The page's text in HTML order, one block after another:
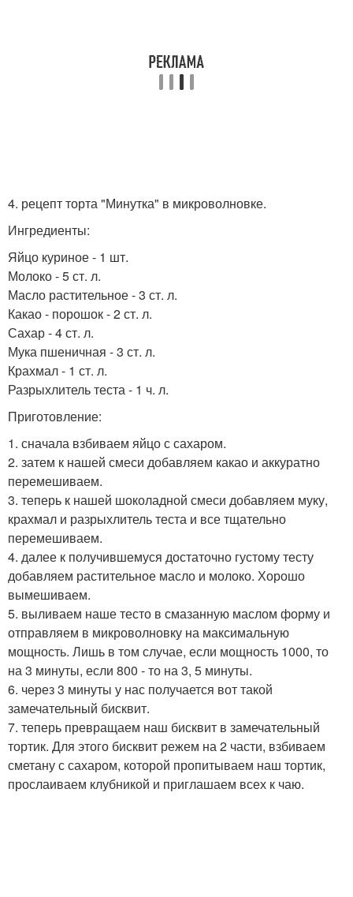
4. рецепт торта "Минутка" в микроволновке.
Ингредиенты:
Яйцо куриное - 1 шт.
Молоко - 5 ст. л.
Масло растительное - 3 ст. л.
Какао - порошок - 2 ст. л.
Сахар - 4 ст. л.
Мука пшеничная - 3 ст. л.
Крахмал - 1 ст. л.
Разрыхлитель теста - 1 ч. л.
Приготовление:
1. сначала взбиваем яйцо с сахаром.
2. затем к нашей смеси добавляем какао и аккуратно
перемешиваем.
3. теперь к нашей шоколадной смеси добавляем муку,
крахмал и разрыхлитель теста и все тщательно
перемешиваем.
4. далее к получившемуся достаточно густому тесту
добавляем растительное масло и молоко. Хорошо
вымешиваем.
5. выливаем наше тесто в смазанную маслом форму и
отправляем в микроволновку на максимальную
мощность. Лишь в том случае, если мощность 1000, то
на 3 минуты, если 800 - то на 3, 5 минуты.
6. через 3 минуты у нас получается вот такой
замечательный бисквит.
7. теперь превращаем наш бисквит в замечательный
тортик. Для этого бисквит режем на 2 части, взбиваем
сметану с сахаром, которой пропитываем наш тортик,
прослаиваем клубникой и приглашаем всех к чаю.